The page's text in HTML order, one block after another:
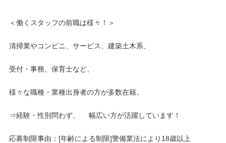
＜働くスタッフの前職は様々！＞
清掃業やコンビニ、サービス、建築土木系、
受付・事務、保育士など、
様々な職種・業種出身者の方が多数在籍。
⇒経験・性別問わず、 幅広い方が活躍しています！
応募制限事由：[年齢による制限]警備業法により18歳以上